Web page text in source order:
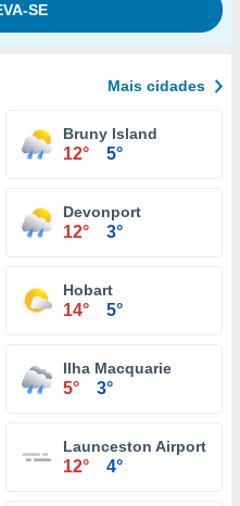
Mais cidades
Bruny Island
12° 5°
Devonport
12° 3°
Hobart
14° 5°
Ilha Macquarie
5° 3°
Launceston Airport
12° 4°